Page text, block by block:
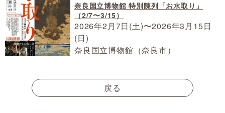
奈良国立博物館 特別陳列「お水取り」
（2/7〜3/15）
2026年2月7日(土)〜2026年3月15日
(日)
奈良国立博物館（奈良市）
戻る